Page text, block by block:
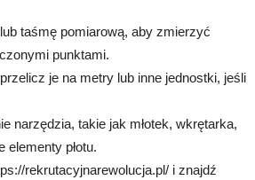
taśmę pomiarową, aby zmierzyć
punktami.
je na metry lub inne jednostki, jeśli
narzędzia, takie jak młotek, wkrętarka,
elementy płotu.
rekrutacyjnarewolucja.pl/ i znajdź